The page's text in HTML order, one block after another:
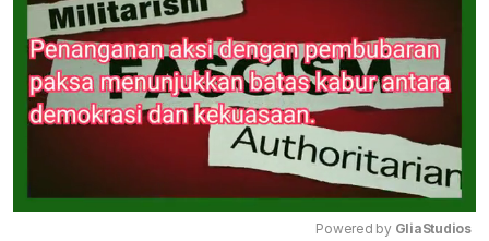
Powered by GliaStudios